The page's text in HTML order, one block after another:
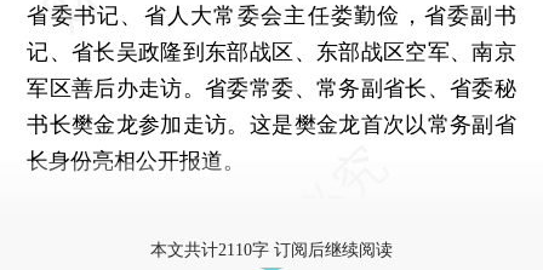
省委书记、省人大常委会主任娄勤俭，省委副书
记、省长吴政隆到东部战区、东部战区空军、南京
军区善后办走访。省委常委、常务副省长、省委秘
书长樊金龙参加走访。这是樊金龙首次以常务副省
长身份亮相公开报道。
本文共计2110字 订阅后继续阅读